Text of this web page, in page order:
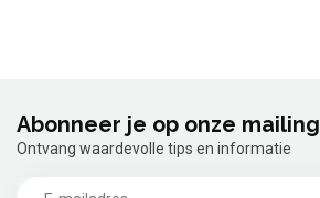
Abonneer je op onze mailing
Ontvang waardevolle tips en informatie